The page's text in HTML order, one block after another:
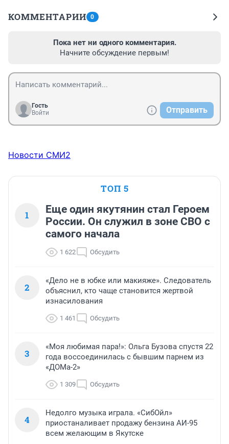
КОММЕНТАРИИ 0
Пока нет ни одного комментария.
Начните обсуждение первым!
Гость
Войти
Отправить
Новости СМИ2
ТОП 5
1
Еще один якутянин стал Героем
России. Он служил в зоне СВО с
самого начала
1 622 Обсудить
2
«Дело не в юбке или макияже». Следователь
объяснил, кто чаще становится жертвой
изнасилования
1 461 Обсудить
3
«Моя любимая пара!»: Ольга Бузова спустя 22
года воссоединилась с бывшим парнем из
«ДОМа-2»
1 309 Обсудить
4
Недолго музыка играла. «СибОйл»
приостаналивает продажу бензина АИ-95
всем желающим в Якутске